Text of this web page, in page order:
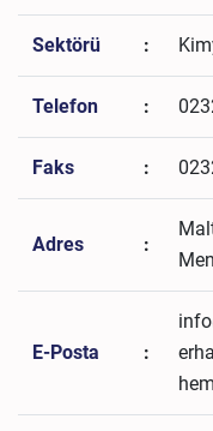
Sektörü :
Telefon :
Faks :
Adres :
E-Posta :